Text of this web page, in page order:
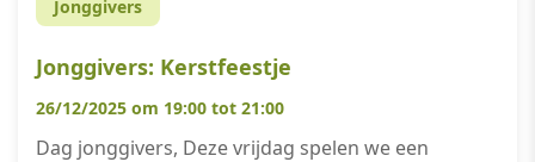
Jonggivers
Jonggivers: Kerstfeestje
26/12/2025 om 19:00 tot 21:00
Dag jonggivers, Deze vrijdag spelen we een